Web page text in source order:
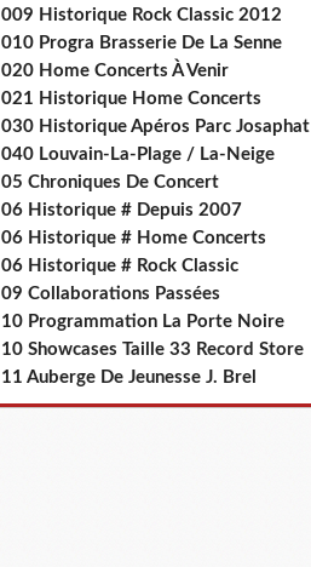
009 Historique Rock Classic 2012
010 Progra Brasserie De La Senne
020 Home Concerts À Venir
021 Historique Home Concerts
030 Historique Apéros Parc Josaphat
040 Louvain-La-Plage / La-Neige
05 Chroniques De Concert
06 Historique # Depuis 2007
06 Historique # Home Concerts
06 Historique # Rock Classic
09 Collaborations Passées
10 Programmation La Porte Noire
10 Showcases Taille 33 Record Store
11 Auberge De Jeunesse J. Brel